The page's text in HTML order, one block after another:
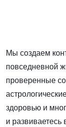
Мы создаем
повседневной
проверенные
здоровью и
и развиваетесь